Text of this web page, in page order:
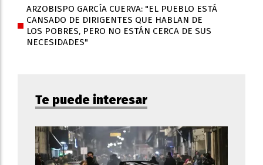
ARZOBISPO GARCÍA CUERVA: "EL PUEBLO ESTÁ
CANSADO DE DIRIGENTES QUE HABLAN DE
LOS POBRES, PERO NO ESTÁN CERCA DE SUS
NECESIDADES"
Te puede interesar